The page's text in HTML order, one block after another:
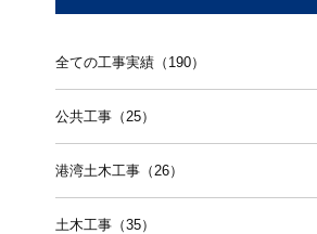
全ての工事実績（190）
公共工事（25）
港湾土木工事（26）
土木工事（35）